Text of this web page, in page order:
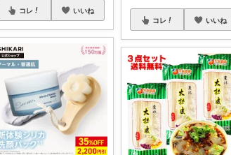
コレ いいね
コレ いいね